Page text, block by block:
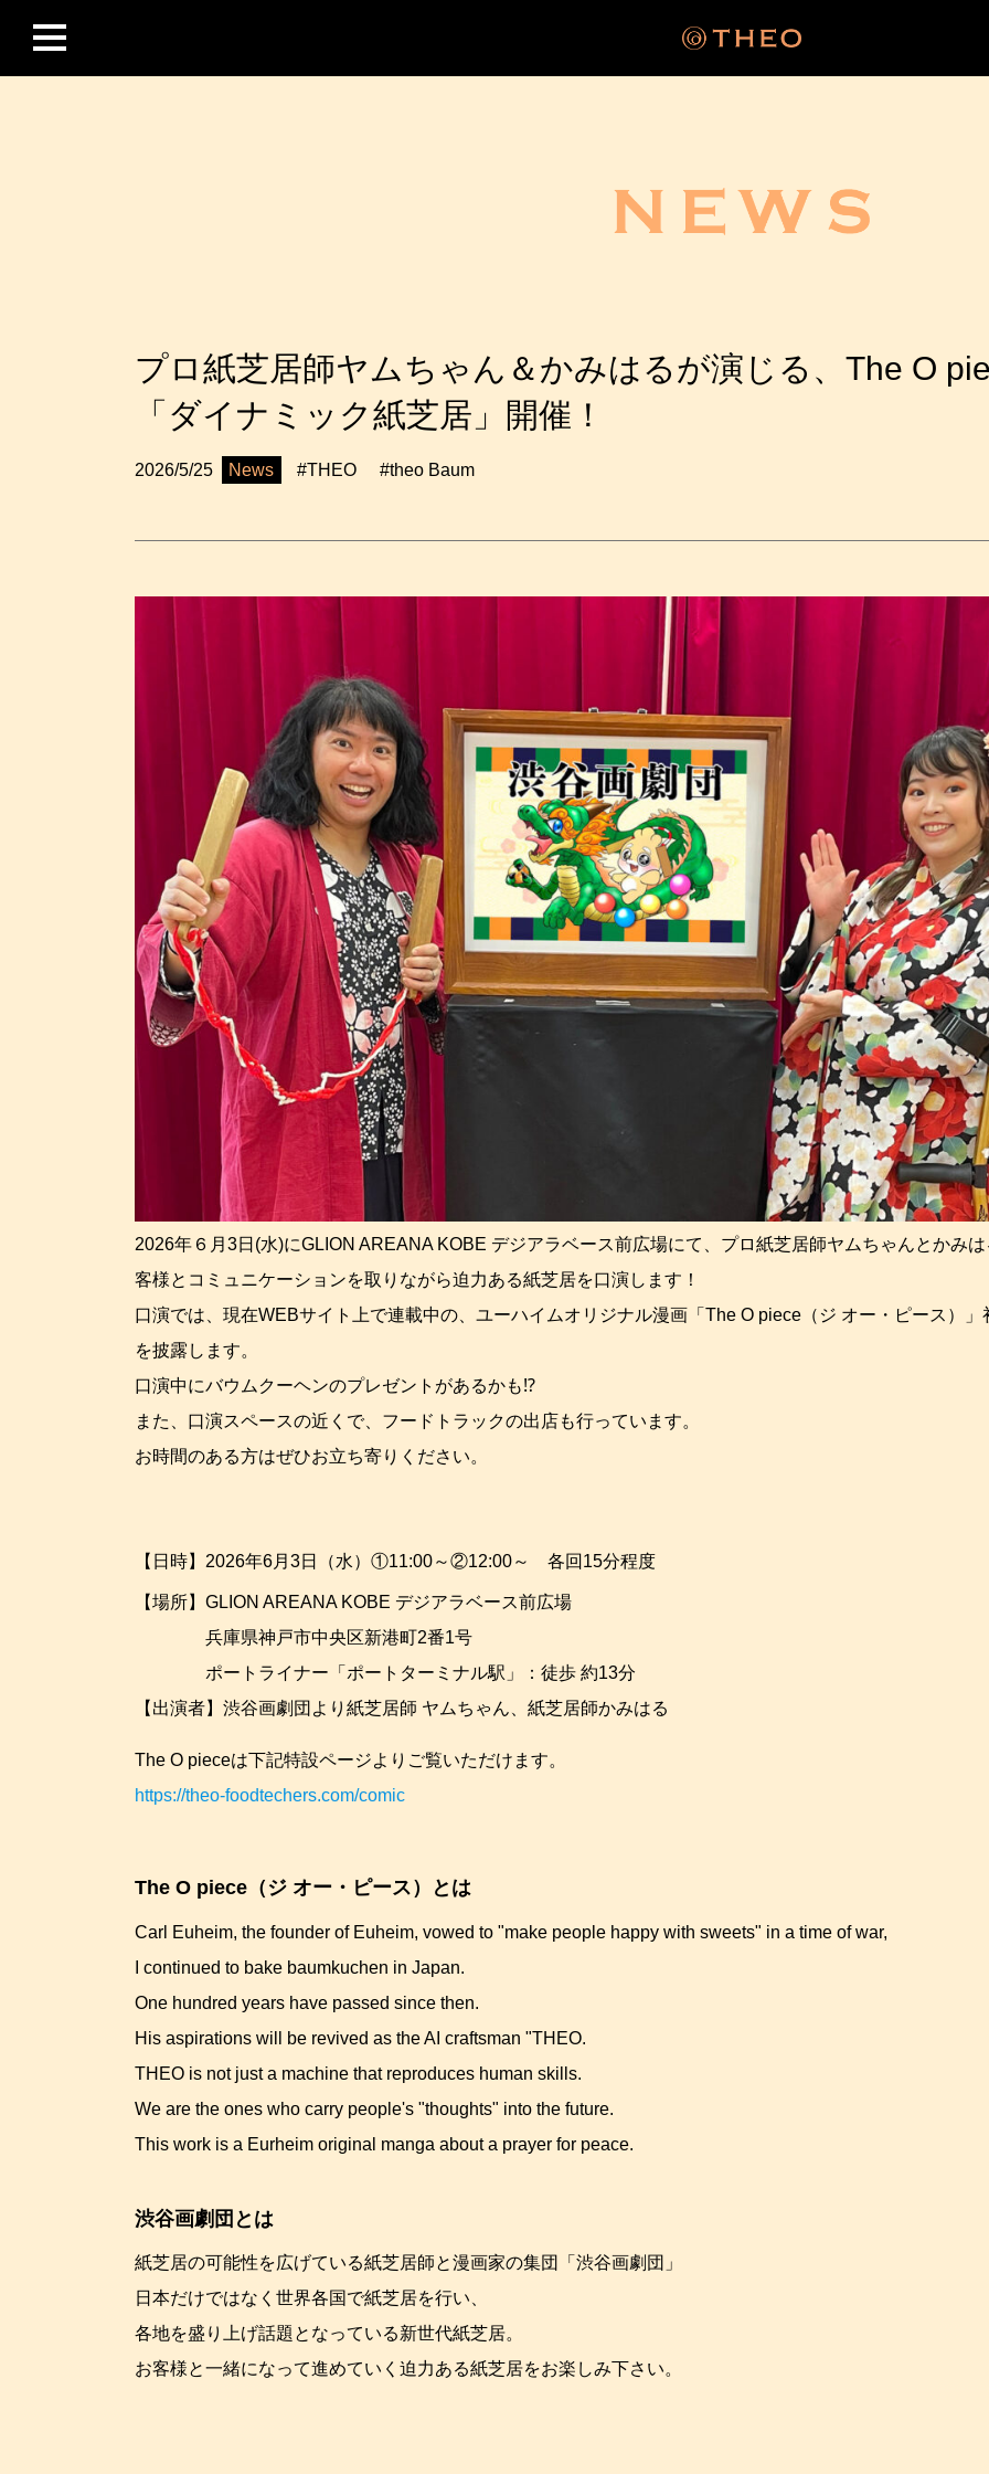
プロ紙芝居師ヤムちゃん＆かみはるが演じる、The O
「ダイナミック紙芝居」開催！
2026/5/25 News #THEO #theo Baum
2026年６月3日(水)にGLION AREANA KOBE デジアラベース前広場にて、プロ紙芝居師ヤムちゃんとかみ
客様とコミュニケーションを取りながら迫力ある紙芝居を口演します！
口演では、現在WEBサイト上で連載中の、ユーハイムオリジナル漫画「The O piece（ジ オー・ピース）」
を披露します。
口演中にバウムクーヘンのプレゼントがあるかも⁉
また、口演スペースの近くで、フードトラックの出店も行っています。
お時間のある方はぜひお立ち寄りください。
【日時】2026年6月3日（水）①11:00～②12:00～ 各回15分程度
【場所】GLION AREANA KOBE デジアラベース前広場
兵庫県神戸市中央区新港町2番1号
ポートライナー「ポートターミナル駅」：徒歩 約13分
【出演者】渋谷画劇団より紙芝居師 ヤムちゃん、紙芝居師かみはる
The O pieceは下記特設ページよりご覧いただけます。
https://theo-foodtechers.com/comic
The O piece（ジ オー・ピース）とは
Carl Euheim, the founder of Euheim, vowed to "make people happy with sweets" in a time of war,
I continued to bake baumkuchen in Japan.
One hundred years have passed since then.
His aspirations will be revived as the AI craftsman "THEO.
THEO is not just a machine that reproduces human skills.
We are the ones who carry people's "thoughts" into the future.
This work is a Eurheim original manga about a prayer for peace.
渋谷画劇団とは
紙芝居の可能性を広げている紙芝居師と漫画家の集団「渋谷画劇団」
日本だけではなく世界各国で紙芝居を行い、
各地を盛り上げ話題となっている新世代紙芝居。
お客様と一緒になって進めていく迫力ある紙芝居をお楽しみ下さい。